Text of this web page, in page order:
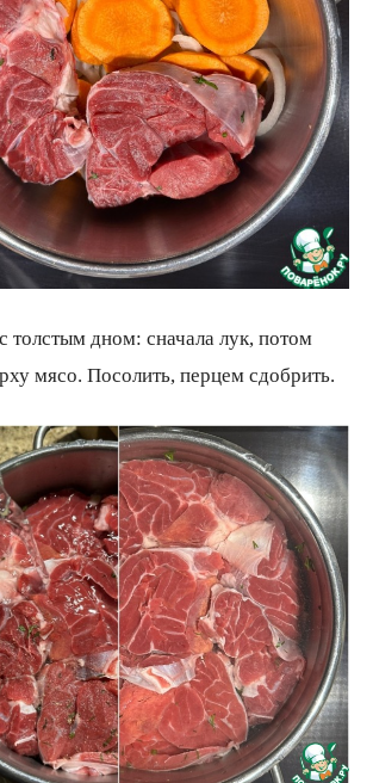
толстым дном: сначала лук, потом
мясо. Посолить, перцем сдобрить.